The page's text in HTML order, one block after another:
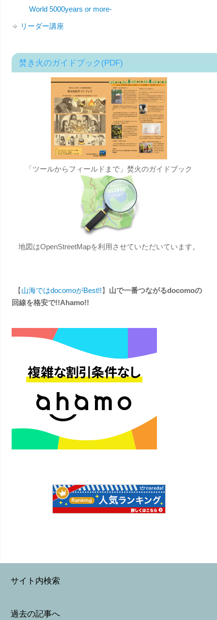
World 5000years or more-
リーダー講座
焚き火のガイドブック(PDF)
「ツールからフィールドまで」焚火のガイドブック
地図はOpenStreetMapを利用させていただいています。
【山海ではdocomoがBest!!】 山で一番つながるdocomoの
回線を格安で!!Ahamo!!
サイト内検索
過去の記事へ